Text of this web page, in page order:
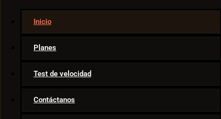
Internet
Telecom News
Smart Home
Game Tips
Inicio
Planes
Test de velocidad
Contáctanos